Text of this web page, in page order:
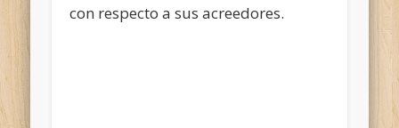
con respecto a sus acreedores.